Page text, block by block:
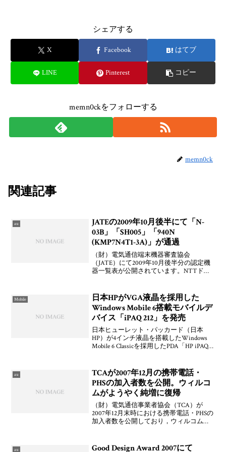
シェアする
X Facebook はてブ
LINE Pinterest コピー
memn0ckをフォローする
memn0ck
関連記事
au
JATEの2009年10月後半にて「N-
03B」「SH005」「940N
(KMP7N4T1-3A)」が通過
（財）電気通信端末機器審査協会
（JATE）にて2009年10月後半分の認定機
器一覧表が公開されています。NTTドコ
トバンクモバイル向けと見られ
Mobile
日本HPがVGA液晶を採用した
Windows Mobile 6搭載モバイルデ
バイス「iPAQ 212」を発売
日本ヒューレット・パッカード（日本
HP）が4インチ液晶を搭載したWindows
Mobile 6 Classicを採用したPDA「HP iPAQ
au
TCAが2007年12月の携帯電話・
PHSの加入者数を公開。ウィルコ
ムがようやく純増に復帰
（財）電気通信事業者協会（TCA）が
2007年12月末時における携帯電話・PHSの
加入者数を公開しており，ウィルコムが3
たのでこんなものだろう。相変わらずソ
au Good Design Award 2007にて